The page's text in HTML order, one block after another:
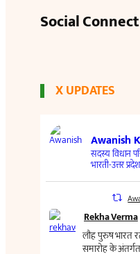
Social Connect
X UPDATES